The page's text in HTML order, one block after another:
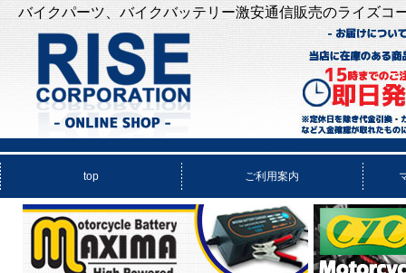
バイクパーツ、バイクバッテリー激安通信販売のライズコ
top ご利用案内